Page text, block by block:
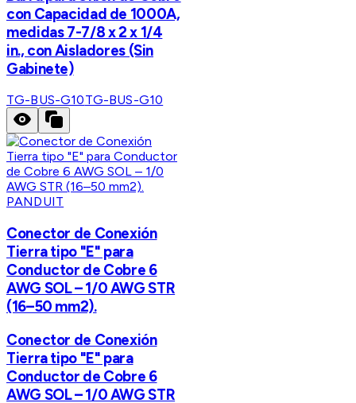
con Capacidad de 1000A,
medidas 7-7/8 x 2 x 1/4
in., con Aisladores (Sin
Gabinete)
TG-BUS-G10TG-BUS-G10
PANDUIT
Conector de Conexión
Tierra tipo "E" para
Conductor de Cobre 6
AWG SOL – 1/0 AWG STR
(16–50 mm2).
Conector de Conexión
Tierra tipo "E" para
Conductor de Cobre 6
AWG SOL – 1/0 AWG STR